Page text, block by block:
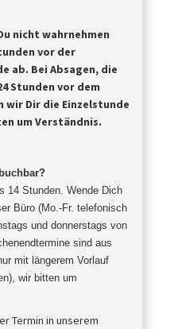
nicht wahrnehmen
vor der
ab. Bei Absagen, die
Stunden vor dem
Dir die Einzelstunde
um Verständnis.
14 Stunden. Wende Dich
Büro (Mo.-Fr. telefonisch
und donnerstags von
sind aus
mit längerem Vorlauf
wir bitten um
Termin in unserem